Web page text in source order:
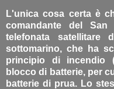
L'unica cosa certa è
comandante del
telefonata
sottomarino, che ha
principio di incendio
blocco di batterie, per
batterie di prua. Lo